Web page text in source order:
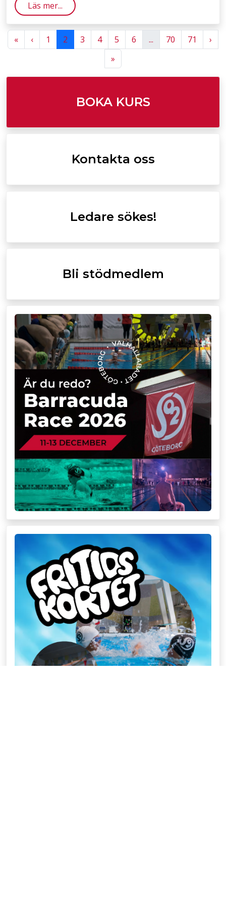
Läs mer...
«Previous
‹Previous
1 2 3 4 5 6 ... 70 71 ›
»Next
BOKA KURS
Kontakta oss
Ledare sökes!
Bli stödmedlem